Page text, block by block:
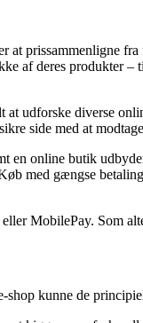
at prissammenligne
af deres produkter
at udforske diverse
side med at
en online butik
med gængse
MobilePay. Som
kunne de